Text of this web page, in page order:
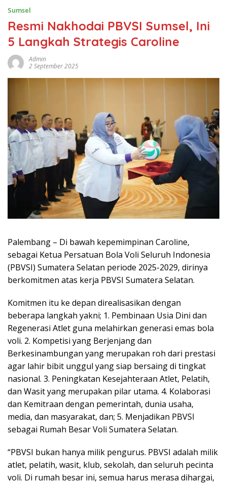
Sumsel
Resmi Nakhodai PBVSI Sumsel, Ini
5 Langkah Strategis Caroline
Admin
2 September 2025
Palembang – Di bawah kepemimpinan Caroline,
sebagai Ketua Persatuan Bola Voli Seluruh Indonesia
(PBVSI) Sumatera Selatan periode 2025-2029, dirinya
berkomitmen atas kerja PBVSI Sumatera Selatan.
Komitmen itu ke depan direalisasikan dengan
beberapa langkah yakni; 1. Pembinaan Usia Dini dan
Regenerasi Atlet guna melahirkan generasi emas bola
voli. 2. Kompetisi yang Berjenjang dan
Berkesinambungan yang merupakan roh dari prestasi
agar lahir bibit unggul yang siap bersaing di tingkat
nasional. 3. Peningkatan Kesejahteraan Atlet, Pelatih,
dan Wasit yang merupakan pilar utama. 4. Kolaborasi
dan Kemitraan dengan pemerintah, dunia usaha,
media, dan masyarakat, dan; 5. Menjadikan PBVSI
sebagai Rumah Besar Voli Sumatera Selatan.
“PBVSI bukan hanya milik pengurus. PBVSI adalah milik
atlet, pelatih, wasit, klub, sekolah, dan seluruh pecinta
voli. Di rumah besar ini, semua harus merasa dihargai,